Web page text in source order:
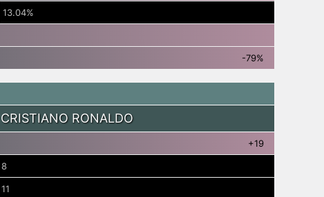
13.04%
-79%
CRISTIANO RONALDO
+19
8
11